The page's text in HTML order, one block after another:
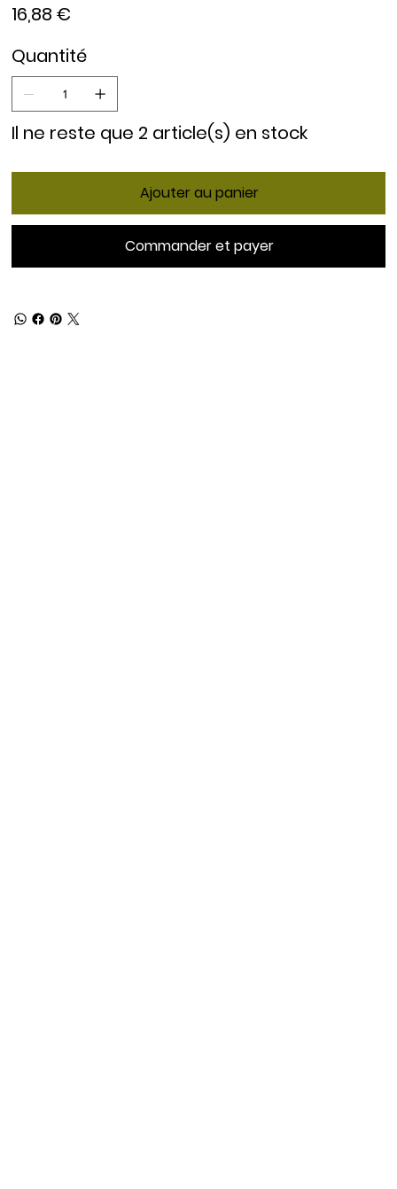
16,88 €
Quantité
Il ne reste que 2 article(s) en stock
Ajouter au panier
Commander et payer